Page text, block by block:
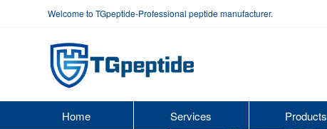
Welcome to TGpeptide-Professional peptide manufacturer.
Home Services Products